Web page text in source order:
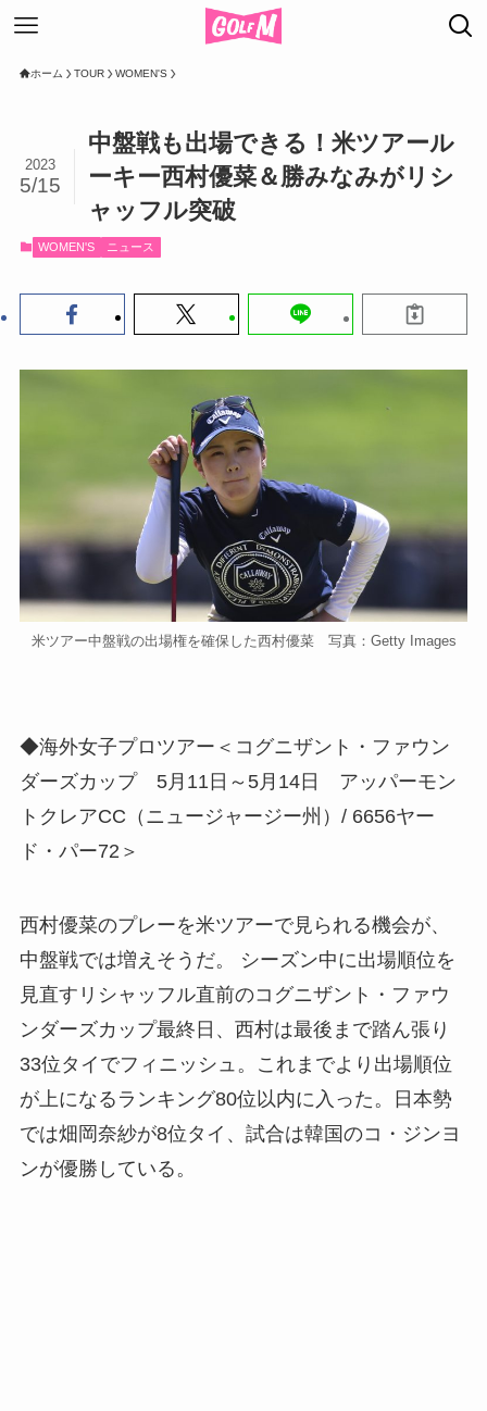
ホーム TOUR WOMEN'S
中盤戦も出場できる！米ツアール
ーキー西村優菜＆勝みなみがリシ
ャッフル突破
2023
5/15
WOMEN'S ニュース
米ツアー中盤戦の出場権を確保した西村優菜 写真：Getty Images
◆海外女子プロツアー＜コグニザント・ファウン
ダーズカップ 5月11日～5月14日 アッパーモン
トクレアCC（ニュージャージー州）/ 6656ヤー
ド・パー72＞
西村優菜のプレーを米ツアーで見られる機会が、
中盤戦では増えそうだ。 シーズン中に出場順位を
見直すリシャッフル直前のコグニザント・ファウ
ンダーズカップ最終日、西村は最後まで踏ん張り
33位タイでフィニッシュ。これまでより出場順位
が上になるランキング80位以内に入った。日本勢
では畑岡奈紗が8位タイ、試合は韓国のコ・ジンヨ
ンが優勝している。